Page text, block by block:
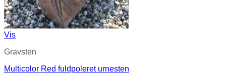
Vis
Gravsten
Multicolor Red fuldpoleret urnesten